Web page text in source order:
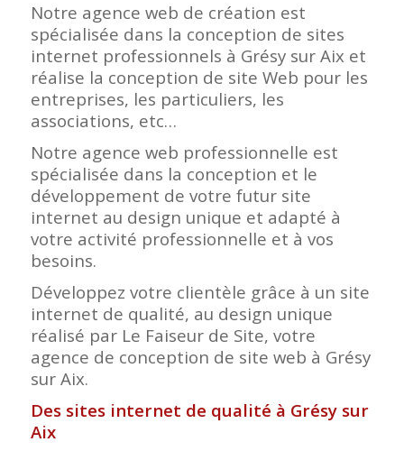
Notre agence web de création est
spécialisée dans la conception de sites
internet professionnels à Grésy sur Aix et
réalise la conception de site Web pour les
entreprises, les particuliers, les
associations, etc…
Notre agence web professionnelle est
spécialisée dans la conception et le
développement de votre futur site
internet au design unique et adapté à
votre activité professionnelle et à vos
besoins.
Développez votre clientèle grâce à un site
internet de qualité, au design unique
réalisé par Le Faiseur de Site, votre
agence de conception de site web à Grésy
sur Aix.
Des sites internet de qualité à Grésy sur
Aix